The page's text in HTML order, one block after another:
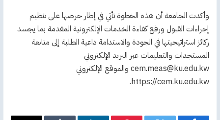
وأكدت الجامعة أن هذه الخطوة تأتي في إطار حرصها على تنظيم
إجراءات القبول ورفع كفاءة الخدمات الإلكترونية المقدمة بما يجسد
ركائز استراتيجيتها في الجودة والاستدامة داعية الطلبة إلى متابعة
المستجدات والتعليمات عبر البريد الإلكتروني
cem.meas@ku.edu.kw والموقع الإلكتروني
https://cem.ku.edu.kw.